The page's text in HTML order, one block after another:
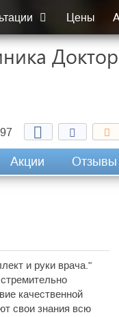
Цены
Акции Отзывы
и руки врача."
качественной
свои знания всю